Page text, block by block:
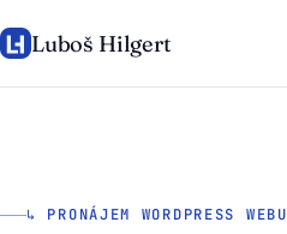
Luboš Hilgert
↳ PRONÁJEM WORDPRESS WEBU